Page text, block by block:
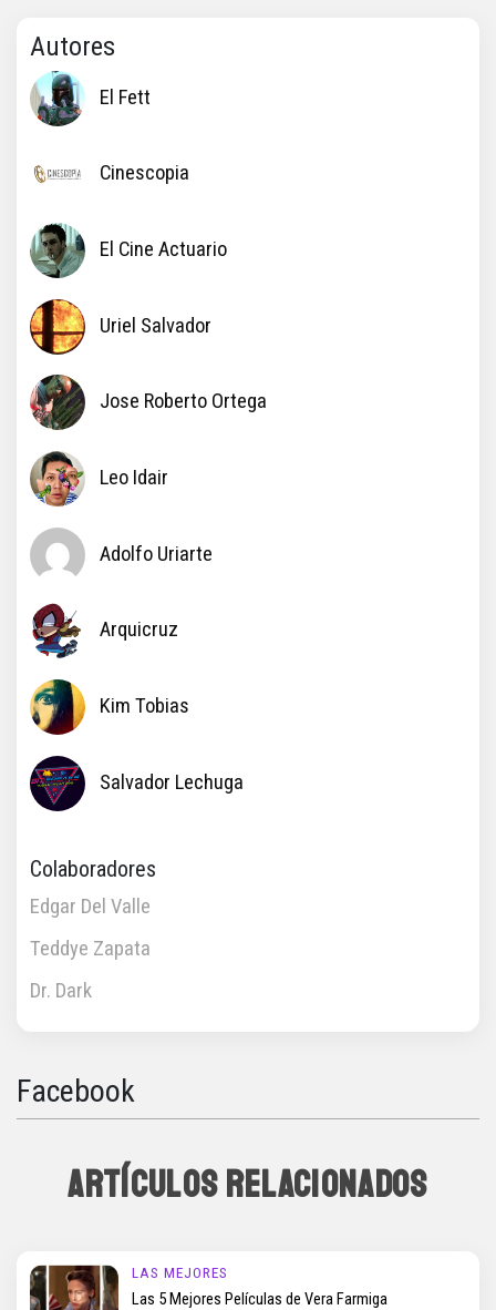
Autores
El Fett
Cinescopia
El Cine Actuario
Uriel Salvador
Jose Roberto Ortega
Leo Idair
Adolfo Uriarte
Arquicruz
Kim Tobias
Salvador Lechuga
Colaboradores
Edgar Del Valle
Teddye Zapata
Dr. Dark
Facebook
ARTÍCULOS RELACIONADOS
LAS MEJORES
Las 5 Mejores Películas de Vera Farmiga